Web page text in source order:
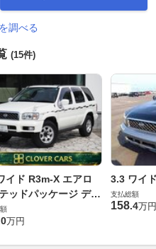
調べる
(15件)
イド R3m-X エアロ
ッドパッケージ ディ
ターボ 4WD
0万円
3.3 ワイ
支払総額
158.4万円